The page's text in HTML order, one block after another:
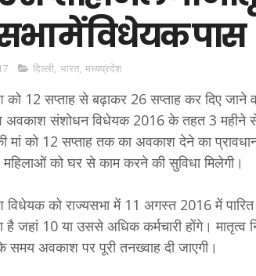
में विधेयक पास
दिल्ली, भारत, मध्यप्रदेश
को 12 सप्ताह से बढ़ाकर 26 सप्ताह कर दिए जाने
अवकाश संशोधन विधेयक 2016 के तहत 3 महीने
मां को 12 सप्ताह तक का अवकाश देने का
महिलाओं को घर से काम करने की सुविधा मिलेगी।
विधेयक को राज्यसभा में 11 अगस्त 2016 में
है जहां 10 या उससे अधिक कर्मचारी होंगे।
समय अवकाश पर पूरी तनख्वाह दी जाएगी।